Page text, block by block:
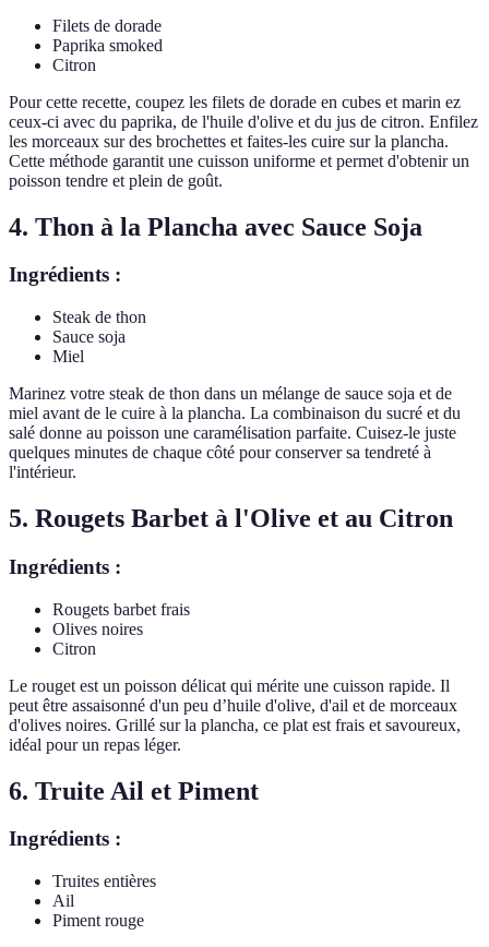
Filets de dorade
Paprika smoked
Citron
Pour cette recette, coupez les filets de dorade en cubes et marin ez
ceux-ci avec du paprika, de l'huile d'olive et du jus de citron. Enfilez
les morceaux sur des brochettes et faites-les cuire sur la plancha.
Cette méthode garantit une cuisson uniforme et permet d'obtenir un
poisson tendre et plein de goût.
4. Thon à la Plancha avec Sauce Soja
Ingrédients :
Steak de thon
Sauce soja
Miel
Marinez votre steak de thon dans un mélange de sauce soja et de
miel avant de le cuire à la plancha. La combinaison du sucré et du
salé donne au poisson une caramélisation parfaite. Cuisez-le juste
quelques minutes de chaque côté pour conserver sa tendreté à
l'intérieur.
5. Rougets Barbet à l'Olive et au Citron
Ingrédients :
Rougets barbet frais
Olives noires
Citron
Le rouget est un poisson délicat qui mérite une cuisson rapide. Il
peut être assaisonné d'un peu d’huile d'olive, d'ail et de morceaux
d'olives noires. Grillé sur la plancha, ce plat est frais et savoureux,
idéal pour un repas léger.
6. Truite Ail et Piment
Ingrédients :
Truites entières
Ail
Piment rouge